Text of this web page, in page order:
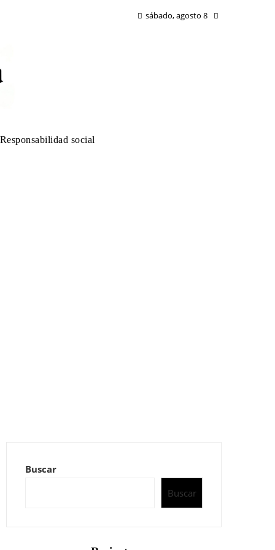
sábado, agosto 8
Responsabilidad social
Buscar
Buscar